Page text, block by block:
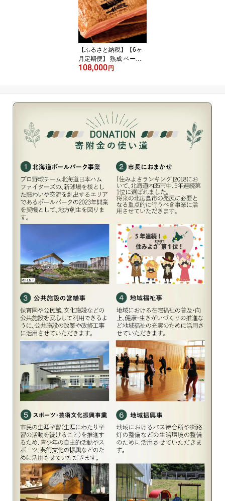
ングドシャ 個包装 お土
産 おやつ ギフト プレゼ
ント 銘菓 石屋製菓 北海
道 北広島市 送料無料
【ふるさと納税】【6ヶ
月定期便】 熟成 ベーコ
ン 合計3900g 650g×6ヶ
卵 不使用 エーデル 毎月
お届け 冷蔵 北海道 北広
島市
108,000円